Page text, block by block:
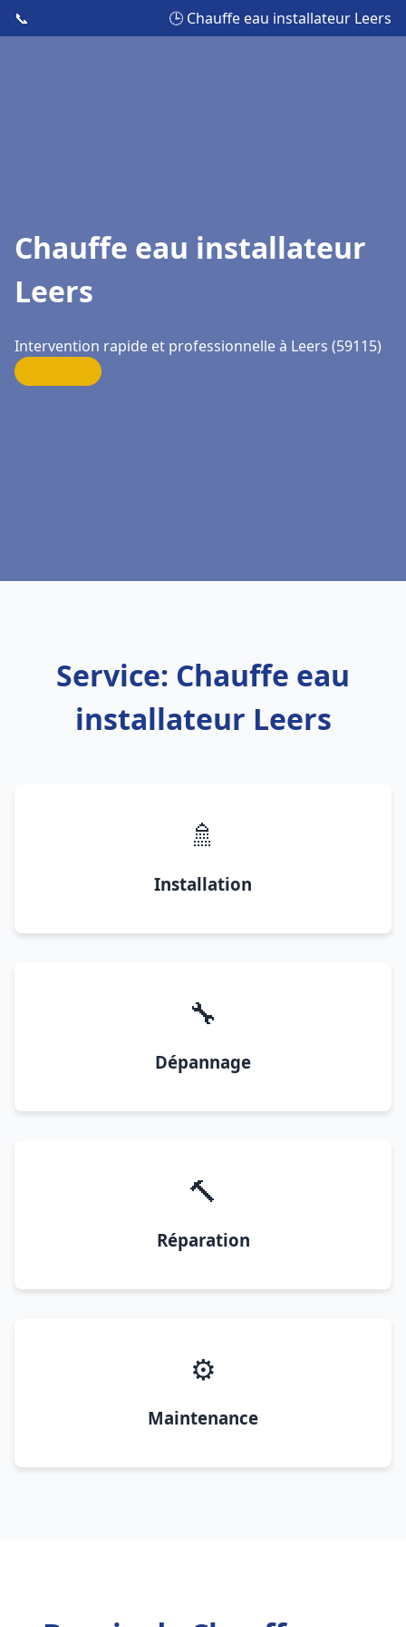
📞 🕒 Chauffe eau installateur Leers
Chauffe eau installateur
Leers
Intervention rapide et professionnelle à Leers (59115)
Service: Chauffe eau
installateur Leers
🚿
Installation
🔧
Dépannage
🔨
Réparation
⚙️
Maintenance